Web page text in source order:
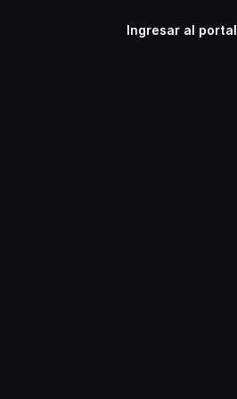
Ingresar al portal